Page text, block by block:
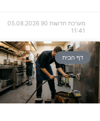
מערכת חדשות 90
05.08.2026
11:41
דף הבית